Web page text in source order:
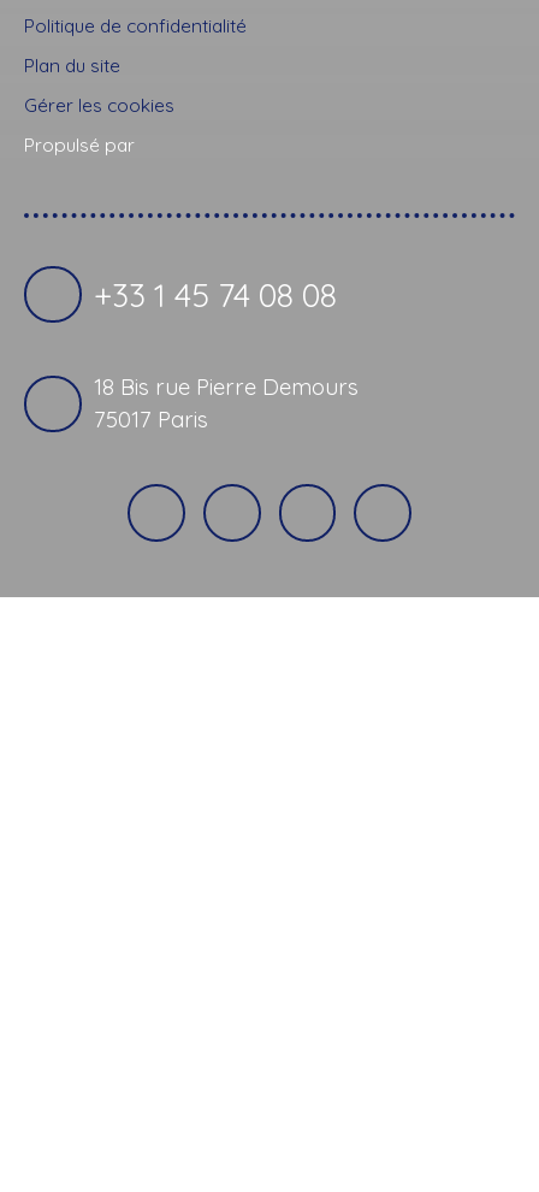
Politique de confidentialité
Plan du site
Gérer les cookies
Propulsé par
+33 1 45 74 08 08
18 Bis rue Pierre Demours
75017 Paris